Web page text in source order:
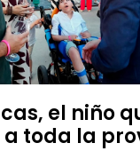
el niño
toda la